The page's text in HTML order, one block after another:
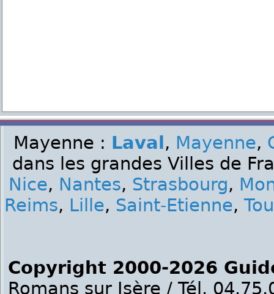
Mayenne : Laval , Mayenne,
dans les grandes Villes de
Nice, Nantes, Strasbourg,
Reims, Lille, Saint-Etienne,
Copyright 2000-2026
Romans sur Isère / Tél.